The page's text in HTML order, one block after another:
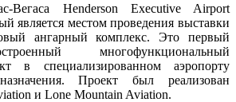
Вегаса Henderson Executive Airport
является местом проведения выставки
ангарный комплекс. Это первый
многофункциональный
в специализированном аэропорту
Проект был реализован
и Lone Mountain Aviation.